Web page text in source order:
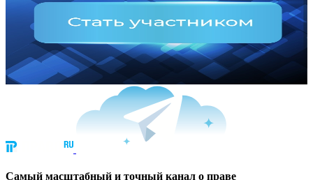
Cамый масштабный и точный канал о праве